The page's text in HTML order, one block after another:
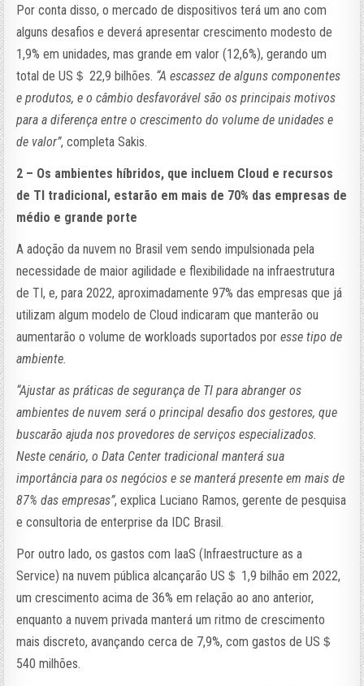
Por conta disso, o mercado de dispositivos terá um ano com
alguns desafios e deverá apresentar crescimento modesto de
1,9% em unidades, mas grande em valor (12,6%), gerando um
total de US＄ 22,9 bilhões. “A escassez de alguns componentes
e produtos, e o câmbio desfavorável são os principais motivos
para a diferença entre o crescimento do volume de unidades e
de valor”, completa Sakis.
2 – Os ambientes híbridos, que incluem Cloud e recursos
de TI tradicional, estarão em mais de 70% das empresas de
médio e grande porte
A adoção da nuvem no Brasil vem sendo impulsionada pela
necessidade de maior agilidade e flexibilidade na infraestrutura
de TI, e, para 2022, aproximadamente 97% das empresas que já
utilizam algum modelo de Cloud indicaram que manterão ou
aumentarão o volume de workloads suportados poresse tipo de
ambiente.
“Ajustar as práticas de segurança de TI para abranger os
ambientes de nuvem será o principal desafio dos gestores, que
buscarão ajuda nos provedores de serviços especializados.
Neste cenário, o Data Center tradicional manterá sua
importância para os negócios e se manterá presente em mais de
87% das empresas”, explica Luciano Ramos, gerente de pesquisa
e consultoria de enterprise da IDC Brasil.
Por outro lado, os gastos com IaaS (Infraestructure as a
Service) na nuvem pública alcançarão US＄ 1,9 bilhão em 2022,
um crescimento acima de 36% em relação ao ano anterior,
enquanto a nuvem privada manterá um ritmo de crescimento
mais discreto, avançando cerca de 7,9%, com gastos de US＄
540 milhões.